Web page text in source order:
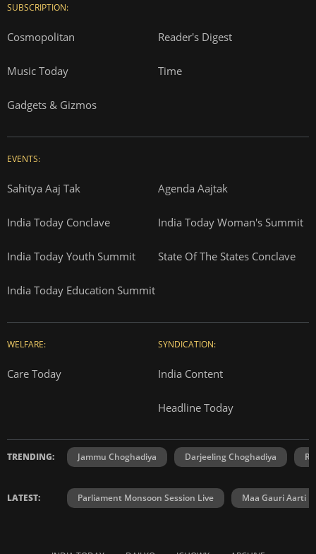
SUBSCRIPTION:
Cosmopolitan Reader's Digest
Music Today Time
Gadgets & Gizmos
EVENTS:
Sahitya Aaj Tak Agenda Aajtak
India Today Conclave India Today Woman's Summit
India Today Youth Summit State Of The States Conclave
India Today Education Summit
WELFARE:
Care Today
SYNDICATION:
India Content
Headline Today
TRENDING: Jammu Choghadiya Darjeeling Choghadiya
LATEST: Parliament Monsoon Session Live Maa Gauri Aarti